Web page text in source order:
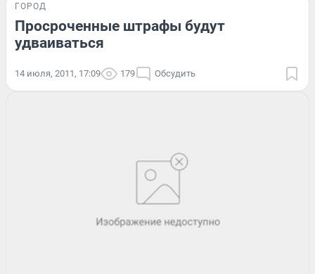
ГОРОД
Просроченные штрафы будут
удваиваться
14 июля, 2011, 17:09 179 Обсудить